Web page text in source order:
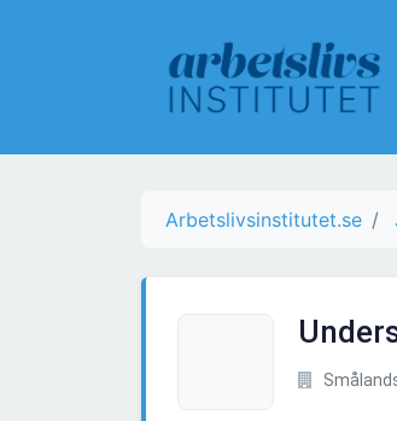
Arbetslivsinstitutet.se